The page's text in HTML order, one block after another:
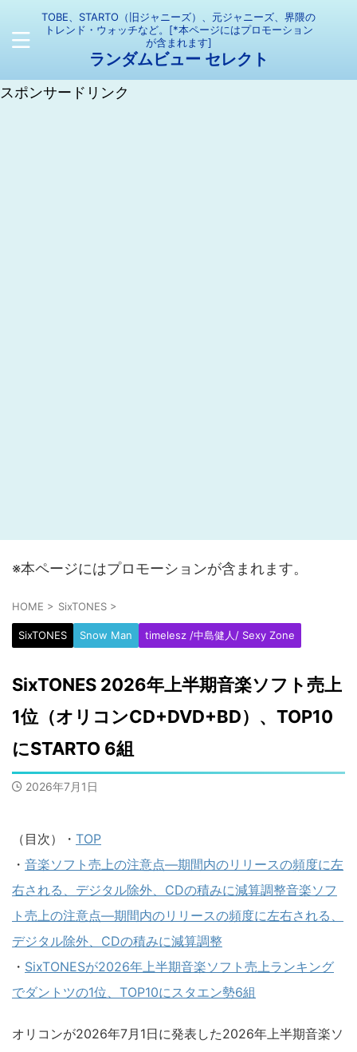
TOBE、STARTO（旧ジャニーズ）、元ジャニーズ、界隈の
トレンド・ウォッチなど。[*本ページにはプロモーション
が含まれます]
ランダムビュー セレクト
スポンサードリンク
※本ページにはプロモーションが含まれます。
HOME > SixTONES >
SixTONES Snow Man timelesz /中島健人/ Sexy Zone
SixTONES 2026年上半期音楽ソフト売上
1位（オリコンCD+DVD+BD）、TOP10
にSTARTO 6組
2026年7月1日
（目次）・ TOP
・ 音楽ソフト売上の注意点―期間内のリリースの頻度に左
右される、デジタル除外、CDの積みに減算調整音楽ソフ
ト売上の注意点―期間内のリリースの頻度に左右される、
デジタル除外、CDの積みに減算調整
・ SixTONESが2026年上半期音楽ソフト売上ランキング
でダントツの1位、TOP10にスタエン勢6組
オリコンが2026年7月1日に発表した2026年上半期音楽ソ